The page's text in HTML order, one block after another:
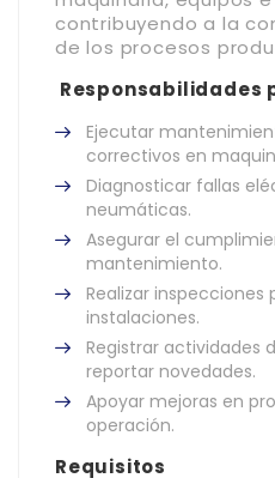
contribuyendo a la
de los procesos
Responsabilidades
Ejecutar
correctivos en
Diagnosticar fallas
neumáticas.
Asegurar el
mantenimiento.
Realizar inspecciones
instalaciones.
Registrar actividades
reportar novedades.
Apoyar mejoras en
operación.
Requisitos